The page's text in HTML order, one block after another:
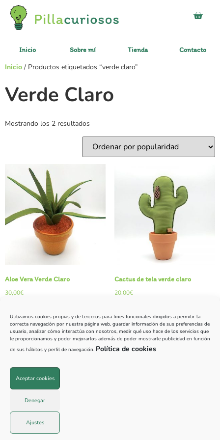
Utilizamos cookies propias y de terceros para fines funcionales dirigidos a permitir la
correcta navegación por nuestra página web, guardar información de sus preferencias de
usuario, analizar cómo interactúa con nosotros, medir qué uso hace de los servicios que
le proporcionamos y poder mejorarlos además de poder mostrarle publicidad en función
de sus hábitos y perfil de navegación. Política de cookies
Aceptar cookies
Denegar
Ajustes
Inicio Sobre mí Tienda Contacto
Inicio / Productos etiquetados “verde claro”
Verde Claro
Mostrando los 2 resultados
Aloe Vera Verde Claro
30,00€
Leer más
Cactus de tela verde claro
20,00€
Leer más
© 2026 PillaCuriosos |
Aviso legal|